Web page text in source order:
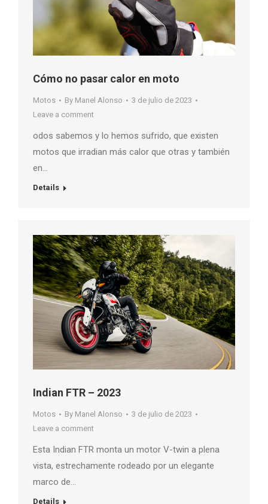
Cómo no pasar calor en moto
Motos By Manel Alonso
3 de julio de 2023
Leave a comment
odos sabemos y lo hemos sufrido, que existen
motos que irradian más calor que otras y también
en…
Details
Indian FTR – 2023
Motos By Manel Alonso
3 de julio de 2023
Leave a comment
Esta Indian FTR monta un motor V-twin a plena
vista, estrechamente rodeado por un elegante
marco de…
Details